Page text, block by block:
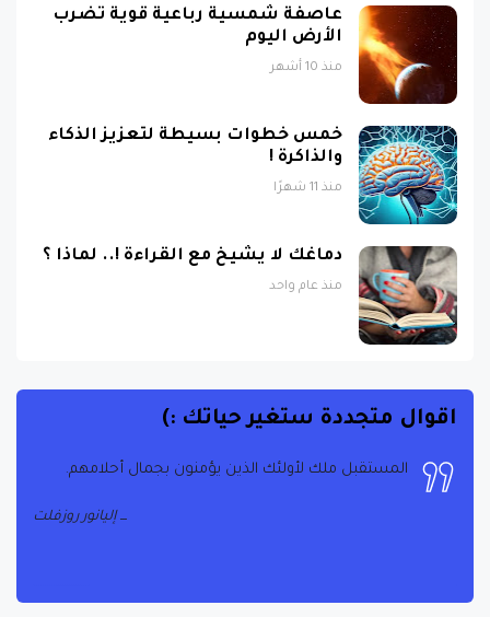
عاصفة شمسية رباعية قوية تضرب
الأرض اليوم
منذ 10 أشهر
خمس خطوات بسيطة لتعزيز الذكاء
والذاكرة !
منذ 11 شهرًا
دماغك لا يشيخ مع القراءة !.. لماذا ؟
منذ عام واحد
اقوال متجددة ستغير حياتك :)
المستقبل ملك لأولئك الذين يؤمنون بجمال أحلامهم.
إليانور روزفلت